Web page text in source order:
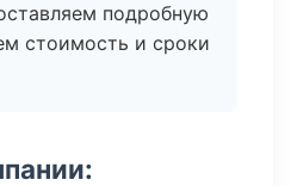
подробную
стоимость и сроки